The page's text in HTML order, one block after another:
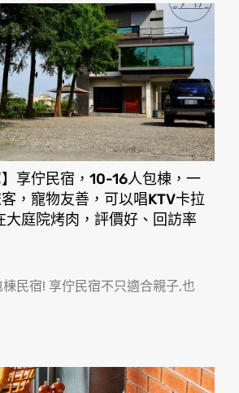
】享佇民宿，10-16人包棟，一
，寵物友善，可以唱KTV卡拉
大庭院烤肉，評價好、回訪率
民宿! 享佇民宿不只適合親子,也